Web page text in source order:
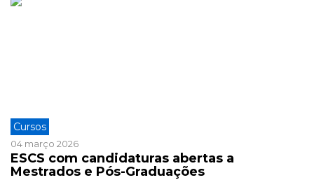
Cursos
04 março 2026
ESCS com candidaturas abertas a
Mestrados e Pós-Graduações